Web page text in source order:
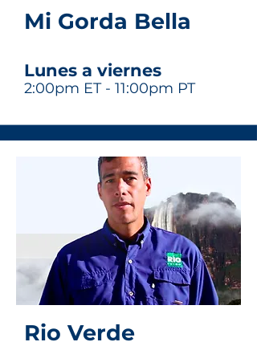
Mi Gorda Bella
Lunes a viernes
2:00pm ET - 11:00pm PT
Rio Verde